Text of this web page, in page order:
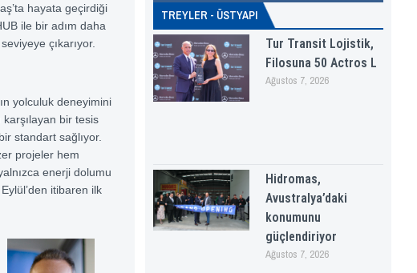
hayata geçirdiği
ile bir adım daha
çıkarıyor.
yolculuk deneyimini
karşılayan bir tesis
standart sağlıyor.
projeler hem
enerji dolumu
itibaren ilk
TREYLER - ÜSTYAPI
Tur Transit Lojistik,
Filosuna 50 Actros L
Ağustos 7, 2026
Hidromas,
Avustralya’daki
konumunu
güçlendiriyor
Ağustos 7, 2026